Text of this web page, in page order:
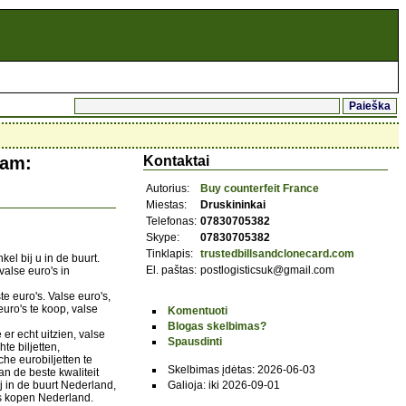
bij u in de buurt.
euro's in
euro's. Valse euro's,
te koop, valse
echt uitzien, valse
biljetten,
eurobiljetten te
de beste kwaliteit
in de buurt Nederland,
kopen Nederland.
Kontaktai
Autorius:
Buy counterfeit France
Miestas:
Druskininkai
Telefonas: 07830705382
Skype:
07830705382
Tinklapis: trustedbillsandclonecard.com
El. paštas: postlogisticsuk@gmail.com
Komentuoti
Blogas skelbimas?
Spausdinti
Skelbimas įdėtas: 2026-06-03
Galioja: iki 2026-09-01